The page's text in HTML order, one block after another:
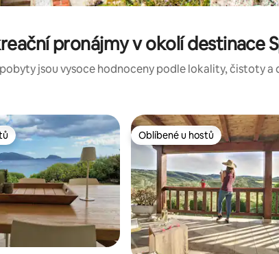
pronájmy v okolí destinace
jsou vysoce hodnoceny podle lokality, čistoty a
Oblíbené u hostů
Oblíbené u hostů